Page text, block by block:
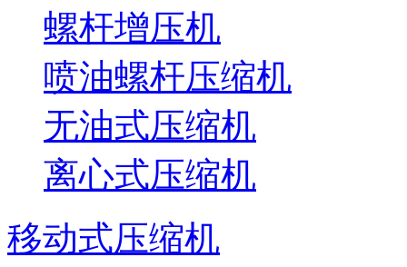
螺杆增压机
喷油螺杆压缩机
无油式压缩机
离心式压缩机
移动式压缩机